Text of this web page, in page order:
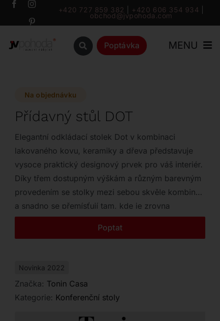
Přeskočit
+420 727 859 382 +420 606 354 934
obchod@jvpohoda.com
Poptávka MENU
Katalog
Značky
Outlet
Kontakt
Na objednávku
Přídavný stůl DOT
Elegantní odkládací stolek Dot v kombinaci
lakovaného kovu, keramiky a dřeva představuje
vysoce praktický designový prvek pro váš interiér.
Díky třem dostupným výškám a různým barevným
provedením se stolky mezi sebou skvěle kombinují
a snadno se přemísťují tam, kde je zrovna
potřebujete.
Poptat
Novinka 2022
Značka: Tonin Casa
Kategorie: Konferenční stoly